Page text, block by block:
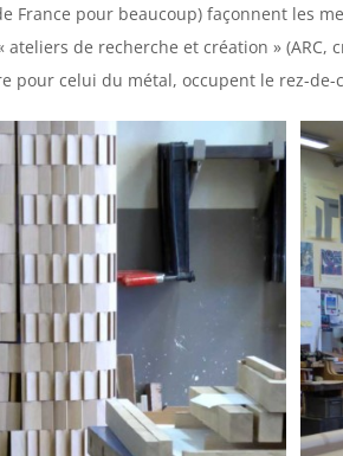
France pour beaucoup) façonnent les
de recherche et création » (ARC,
pour celui du métal, occupent le rez-